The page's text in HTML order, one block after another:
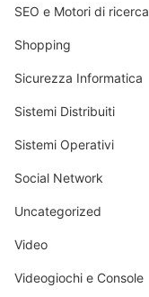
SEO e Motori di ricerca
Shopping
Sicurezza Informatica
Sistemi Distribuiti
Sistemi Operativi
Social Network
Uncategorized
Video
Videogiochi e Console